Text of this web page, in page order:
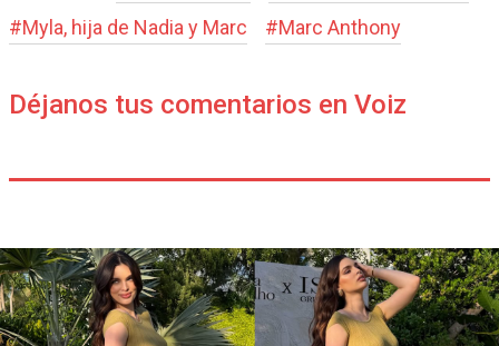
#Myla, hija de Nadia y Marc #Marc Anthony
Déjanos tus comentarios en Voiz